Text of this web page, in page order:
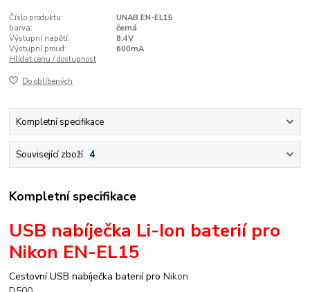
Číslo produktu:
UNAB EN-EL15
barva:
černá
Výstupní napětí:
8,4V
Výstupní proud:
600mA
Hlídat cenu / dostupnost
Do oblíbených
Kompletní specifikace
Související zboží 4
Kompletní specifikace
USB nabíječka Li-Ion baterií pro
Nikon EN-EL15
Cestovní USB nabíječka baterií proNikon